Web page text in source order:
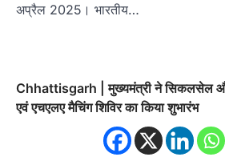
अप्रैल 2025। भारतीय…
Chhattisgarh | मुख्यमंत्री ने सिकलसेल
एवं एचएलए मैचिंग शिविर का किया शुभारंभ